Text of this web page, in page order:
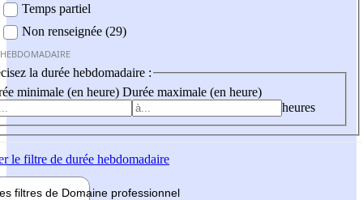
Temps partiel
Non renseignée (29)
la durée hebdomadaire :
minimale (en heure) Durée maximale (en heure)
heures
le filtre de durée hebdomadaire
filtres de Domaine professionnel